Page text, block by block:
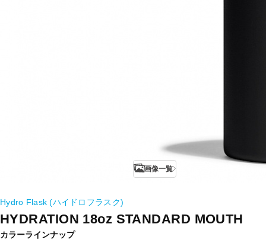
画像一覧
Hydro Flask (ハイドロフラスク)
HYDRATION 18oz STANDARD MOUTH
カラーラインナップ